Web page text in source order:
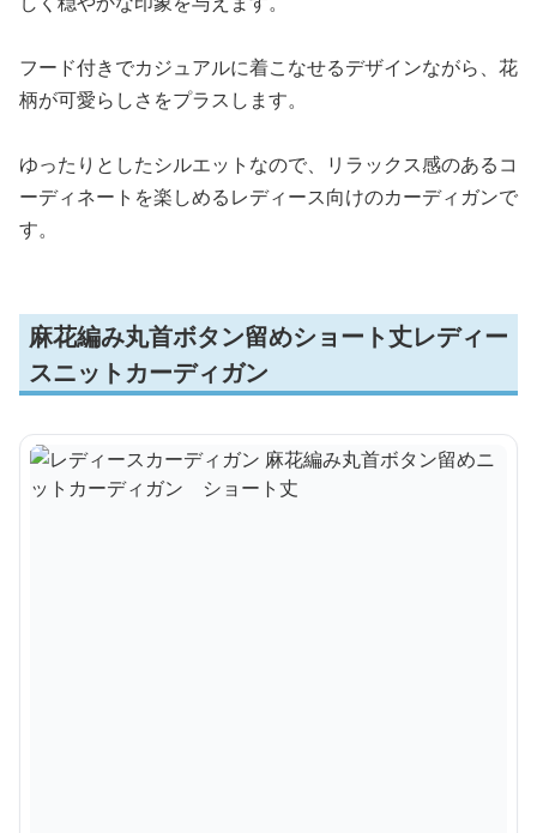
フード付きでカジュアルに着こなせるデザインながら、花
柄が可愛らしさをプラスします。
ゆったりとしたシルエットなので、リラックス感のあるコ
ーディネートを楽しめるレディース向けのカーディガンで
す。
麻花編み丸首ボタン留めショート丈レディー
スニットカーディガン